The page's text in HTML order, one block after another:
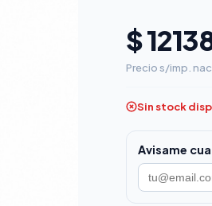
$
Precio s/imp.
Sin stock
Avisame